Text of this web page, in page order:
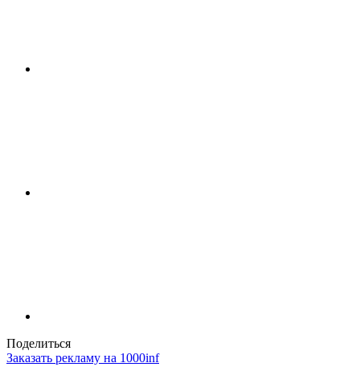
Поделиться
Заказать рекламу на 1000inf